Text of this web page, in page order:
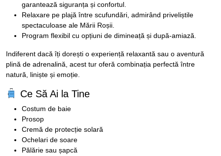
garantează siguranța și confortul.
Relaxare pe plajă între scufundări, admirând priveliștile
spectaculoase ale Mării Roșii.
Program flexibil cu opțiuni de dimineață și după-amiază.
Indiferent dacă îți dorești o experiență relaxantă sau o aventură
plină de adrenalină, acest tur oferă combinația perfectă între
natură, liniște și emoție.
Ce Să Ai la Tine
Costum de baie
Prosop
Cremă de protecție solară
Ochelari de soare
Pălărie sau șapcă